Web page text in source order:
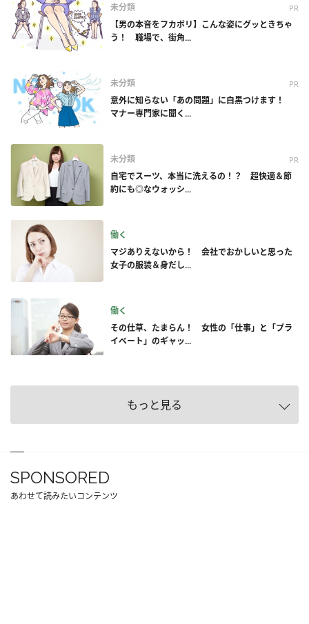
未分類 PR
【男の本音をフカボリ】こんな姿にグッときちゃ
う！ 職場で、街角...
未分類 PR
意外に知らない「あの問題」に白黒つけます！
マナー専門家に聞く...
未分類 PR
自宅でスーツ、本当に洗えるの！？ 超快適＆節
約にも◎なウォッシ...
働く
マジありえないから！ 会社でおかしいと思った
女子の服装＆身だし...
働く
その仕草、たまらん！ 女性の「仕事」と「プラ
イベート」のギャッ...
もっと見る
SPONSORED
あわせて読みたいコンテンツ